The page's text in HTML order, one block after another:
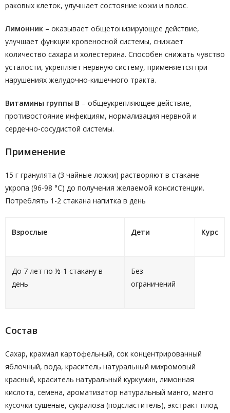
раковых клеток, улучшает состояние кожи и волос.
Лимонник – оказывает общетонизирующее действие,
улучшает функции кровеносной системы, снижает
количество сахара и холестерина. Способен снижать чувство
усталости, укрепляет нервную систему, применяется при
нарушениях желудочно-кишечного тракта.
Витамины группы В – общеукрепляющее действие,
противостояние инфекциям, нормализация нервной и
сердечно-сосудистой системы.
Применение
15 г гранулята (3 чайные ложки) растворяют в стакане
укропа (96-98 °С) до получения желаемой консистенции.
Потреблять 1-2 стакана напитка в день
Взрослые Дети Курс
До 7 лет по ½-1 стакану в
день
Без
ограничений
Состав
Сахар, крахмал картофельный, сок концентрированный
яблочный, вода, краситель натуральный михромовый
красный, краситель натуральный куркумин, лимонная
кислота, семена, ароматизатор натуральный манго, манго
кусочки сушеные, сукралоза (подсластитель), экстракт плод